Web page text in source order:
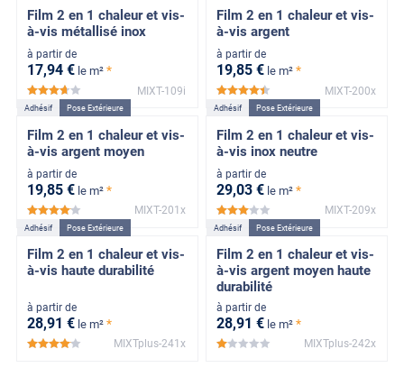
Film 2 en 1 chaleur et vis-
à-vis métallisé inox
à partir de
17,94 € le m² *
*****
MIXT-109i
Film 2 en 1 chaleur et vis-
à-vis argent
à partir de
19,85 € le m² *
*****
MIXT-200x
Adhésif Pose Extérieure
Film 2 en 1 chaleur et vis-
à-vis argent moyen
à partir de
19,85 € le m² *
*****
MIXT-201x
Adhésif Pose Extérieure
Film 2 en 1 chaleur et vis-
à-vis inox neutre
à partir de
29,03 € le m² *
*****
MIXT-209x
Adhésif Pose Extérieure
Film 2 en 1 chaleur et vis-
à-vis haute durabilité
à partir de
28,91 € le m² *
*****
MIXTplus-241x
Adhésif Pose Extérieure
Film 2 en 1 chaleur et vis-
à-vis argent moyen haute
durabilité
à partir de
28,91 € le m² *
*****
MIXTplus-242x